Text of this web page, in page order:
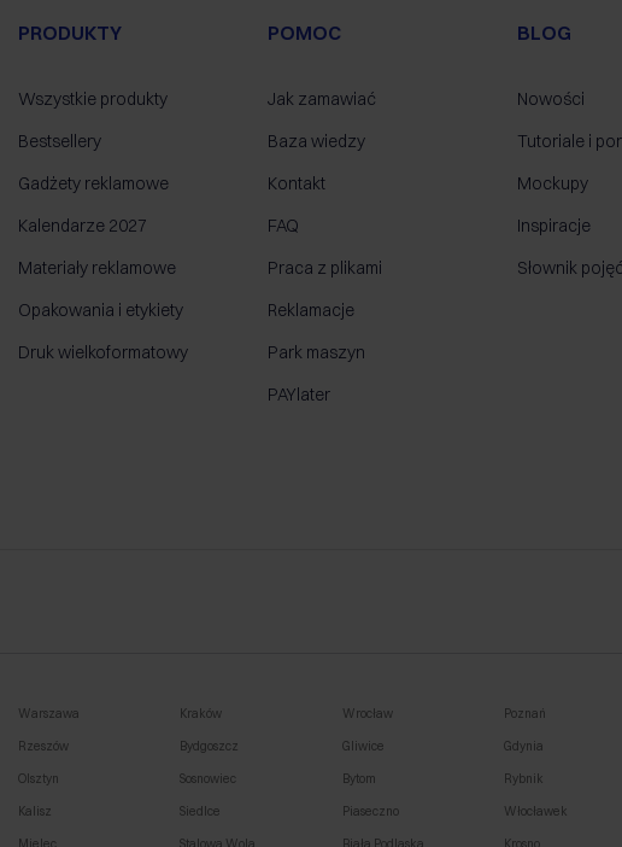
PRODUKTY
Wszystkie produkty
Bestsellery
Gadżety reklamowe
Kalendarze 2027
Materiały reklamowe
Opakowania i etykiety
Druk wielkoformatowy
POMOC
Jak zamawiać
Baza wiedzy
Kontakt
FAQ
Praca z plikami
Reklamacje
Park maszyn
PAYlater
BLOG
Nowości
Tutoriale i
Mockupy
Inspiracje
Słownik pojęć
Warszawa Kraków Wrocław Poznań
Rzeszów Bydgoszcz Gliwice Gdynia
Olsztyn Sosnowiec Bytom Rybnik
Kalisz Siedlce Piaseczno Włocławek